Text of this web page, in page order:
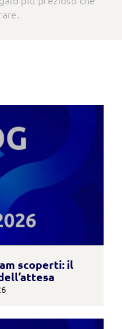
scoperti: il